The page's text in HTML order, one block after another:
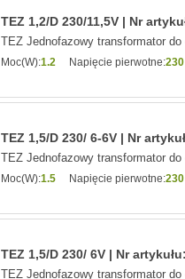
TEZ 1,2/D 230/11,5V | Nr
TEZ Jednofazowy transformator
Moc(W):1.2 Napięcie pierwotne:230
TEZ 1,5/D 230/ 6-6V | Nr
TEZ Jednofazowy transformator
Moc(W):1.5 Napięcie pierwotne:230
TEZ 1,5/D 230/ 6V | Nr artykułu:
TEZ Jednofazowy transformator